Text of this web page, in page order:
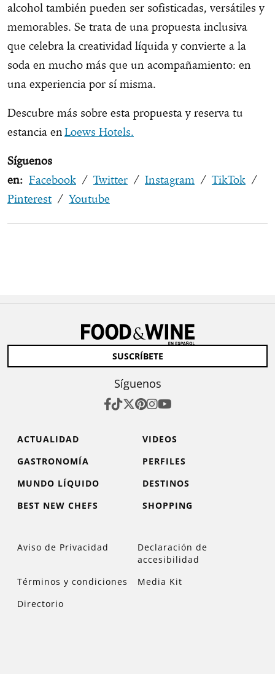
alcohol también pueden ser sofisticadas, versátiles y
memorables. Se trata de una propuesta inclusiva
que celebra la creatividad líquida y convierte a la
soda en mucho más que un acompañamiento: en
una experiencia por sí misma.
Descubre más sobre esta propuesta y reserva tu
estancia enLoews Hotels.
Síguenos
en: Facebook / Twitter / Instagram / TikTok /
Pinterest / Youtube
SUSCRÍBETE
Síguenos
ACTUALIDAD
VIDEOS
GASTRONOMÍA
PERFILES
MUNDO LÍQUIDO
DESTINOS
BEST NEW CHEFS
SHOPPING
Aviso de Privacidad
Declaración de
accesibilidad
Términos y condiciones
Media Kit
Directorio